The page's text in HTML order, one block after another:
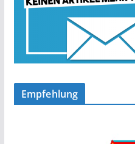
Empfehlung